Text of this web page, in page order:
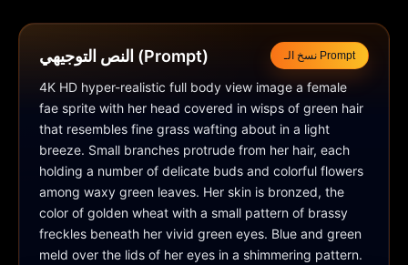
النص التوجيهي (Prompt) نسخ الـ Prompt
4K HD hyper-realistic full body view image a female
fae sprite with her head covered in wisps of green hair
that resembles fine grass wafting about in a light
breeze. Small branches protrude from her hair, each
holding a number of delicate buds and colorful flowers
among waxy green leaves. Her skin is bronzed, the
color of golden wheat with a small pattern of brassy
freckles beneath her vivid green eyes. Blue and green
meld over the lids of her eyes in a shimmering pattern.